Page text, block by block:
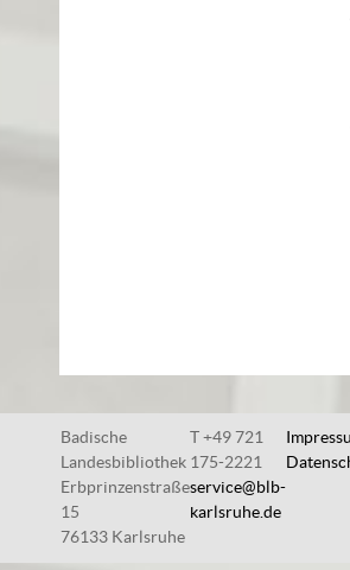
Badische
Landesbibliothek
Erbprinzenstraße
15
76133 Karlsruhe
T +49 721
175-2221
service@blb-
karlsruhe.de